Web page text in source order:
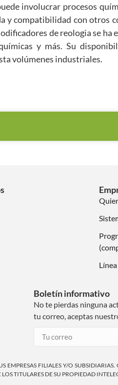
involucrar procesos
compatibilidad con otros
de reologia se
y más. Su
volúmenes industriales.
Boletín informativo
No te pierdas ninguna
tu correo, aceptas
FILIALES Y/O
TITULARES DE SU PROPIEDAD